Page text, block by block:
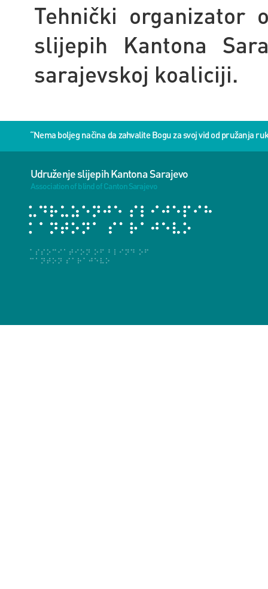
Tehnički organizator
slijepih Kantona
sarajevskoj koaliciji.
“Nema boljeg načina da zahvalite Bogu za svoj vid od pružanja
Udruženje slijepih Kantona Sarajevo
Association of blind of Canton Sarajevo